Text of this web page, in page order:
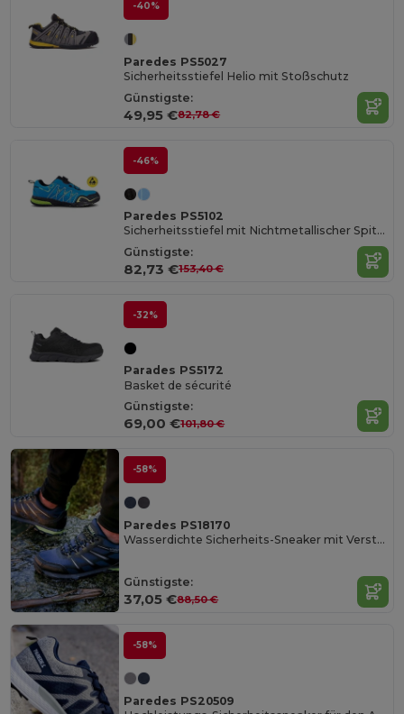
-40%
Paredes PS5027
Sicherheitsstiefel Helio mit Stoßschutz
Günstigste:
49,95 €82,78 €
-46%
Paredes PS5102
Sicherheitsstiefel mit Nichtmetallischer Spitze
Günstigste:
82,73 €153,40 €
-32%
Parades PS5172
Basket de sécurité
Günstigste:
69,00 €101,80 €
-58%
Paredes PS18170
Wasserdichte Sicherheits-Sneaker mit Verstärkung
Günstigste:
37,05 €88,50 €
-58%
Paredes PS20509